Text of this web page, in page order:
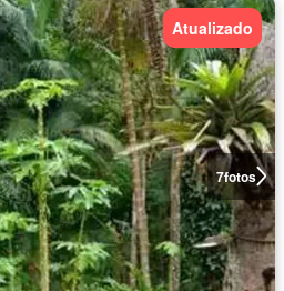
7fotos
Atualizado